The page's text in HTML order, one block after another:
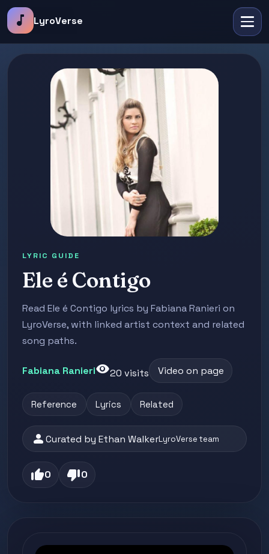
music_note LyroVerse
LYRIC GUIDE
Ele é Contigo
Read Ele é Contigo lyrics by Fabiana Ranieri on
LyroVerse, with linked artist context and related
song paths.
Fabiana Ranierivisibility20 visits Video on page
Reference Lyrics Related
personCurated by Ethan WalkerLyroVerse team
thumb_up0 thumb_down0